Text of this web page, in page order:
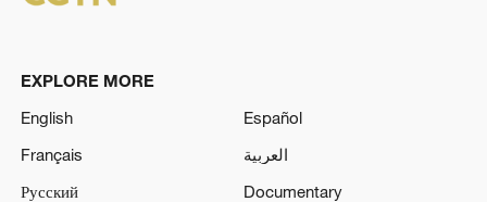
EXPLORE MORE
English
Español
Français
العربية
Русский
Documentary